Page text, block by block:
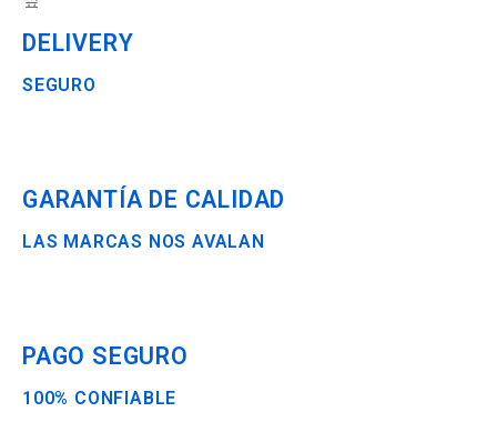
DELIVERY
SEGURO
GARANTÍA DE CALIDAD
LAS MARCAS NOS AVALAN
PAGO SEGURO
100% CONFIABLE